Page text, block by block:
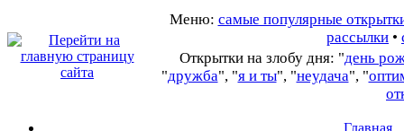
Меню: самые популярные
рассылки •
Открытки на злобу дня: "день
"дружба", "я и ты", "неудача", "
Главная